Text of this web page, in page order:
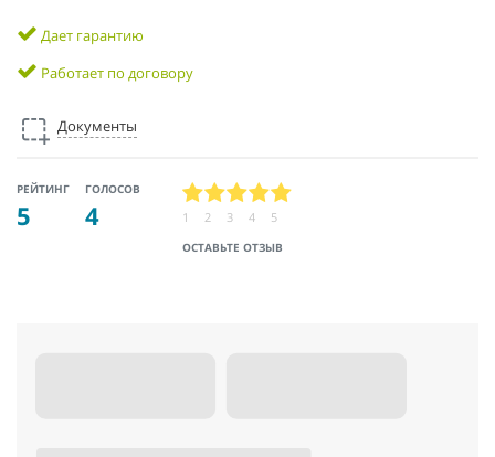
Дает гарантию
Работает по договору
Документы
РЕЙТИНГ
5
ГОЛОСОВ
4
ОСТАВЬТЕ ОТЗЫВ
1 2 3 4 5